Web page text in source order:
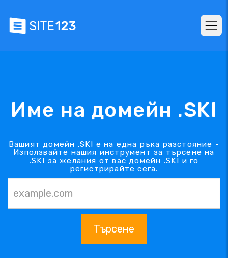
Име на домейн .SKI
Вашият домейн .SKI е на една ръка разстояние -
Използвайте нашия инструмент за търсене на
.SKI за желания от вас домейн .SKI и го
регистрирайте сега.
Търсене